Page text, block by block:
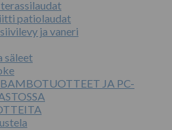
patiolaudat
ja vaneri
säleet
JA PC-